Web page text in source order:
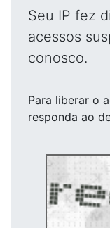
Seu IP fez
acessos
conosco.
Para liberar o
responda ao